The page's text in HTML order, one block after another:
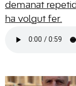
demanat
ha volgut fer.